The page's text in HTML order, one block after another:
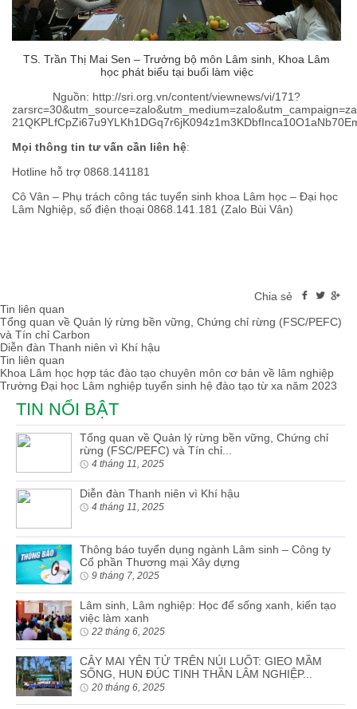
TS. Trần Thị Mai Sen – Trưởng bộ môn Lâm sinh, Khoa Lâm
học phát biểu tại buổi làm việc
Nguồn: http://sri.org.vn/content/viewnews/vi/171?
Mọi thông tin tư vấn cần liên hệ:
Hotline hỗ trợ 0868.141181
Cô Vân – Phụ trách công tác tuyển sinh khoa Lâm học – Đại học
Lâm Nghiệp, số điện thoại 0868.141.181 (Zalo Bùi Vân)
Chia sẻ
Tin liên quan
Tổng quan về Quản lý rừng bền vững, Chứng chỉ rừng (FSC/PEFC)
và Tín chỉ Carbon
Diễn đàn Thanh niên vì Khí hậu
Tin liên quan
Khoa Lâm học hợp tác đào tạo chuyên môn cơ bản về lâm nghiệp
Trường Đại học Lâm nghiệp tuyển sinh hệ đào tạo từ xa năm 2023
TIN NỔI BẬT
Tổng quan về Quản lý rừng bền vững, Chứng chỉ
rừng (FSC/PEFC) và Tín chỉ...
4 tháng 11, 2025
Diễn đàn Thanh niên vì Khí hậu
4 tháng 11, 2025
Thông báo tuyển dụng ngành Lâm sinh – Công ty
Cổ phần Thương mại Xây dựng
9 tháng 7, 2025
Lâm sinh, Lâm nghiệp: Học để sống xanh, kiến tạo
việc làm xanh
22 tháng 6, 2025
CÂY MAI YÊN TỬ TRÊN NÚI LUỐT: GIEO MẦM
SỐNG, HUN ĐÚC TINH THẦN LÂM NGHIỆP...
20 tháng 6, 2025